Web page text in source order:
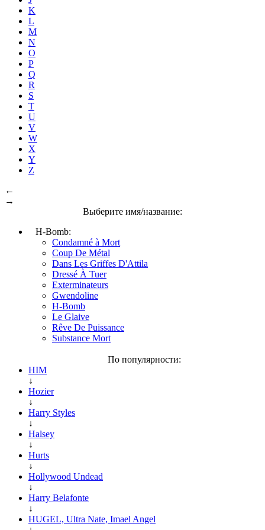
K
L
M
N
O
P
Q
R
S
T
U
V
W
X
Y
Z
←
→
Выберите имя/название:
H-Bomb:
Condamné à Mort
Coup De Métal
Dans Les Griffes D'Attila
Dressé À Tuer
Exterminateurs
Gwendoline
H-Bomb
Le Glaive
Rêve De Puissance
Substance Mort
По популярности:
HIM
↓
Hozier
↓
Harry Styles
↓
Halsey
↓
Hurts
↓
Hollywood Undead
↓
Harry Belafonte
↓
HUGEL, Ultra Nate, Imael Angel